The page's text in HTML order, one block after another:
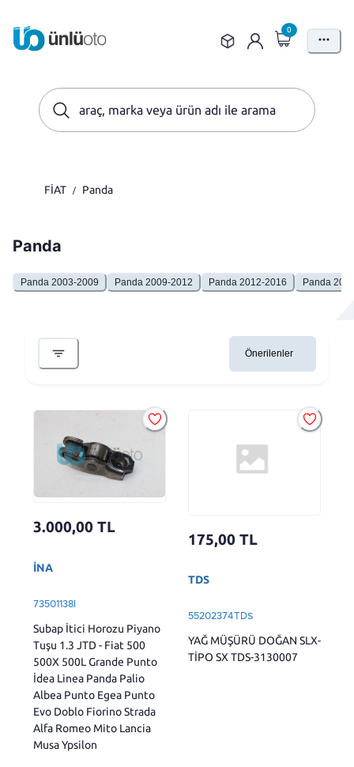
0
FİAT / Panda
Panda
Panda 2003-2009 Panda 2009-2012 Panda 2012-2016 Panda
3.000,00 TL
İNA
73501138I
Subap İtici Horozu Piyano
Tuşu 1.3 JTD - Fiat 500
500X 500L Grande Punto
İdea Linea Panda Palio
Albea Punto Egea Punto
Evo Doblo Fiorino Strada
Alfa Romeo Mito Lancia
Musa Ypsilon
175,00 TL
TDS
55202374TDS
YAĞ MÜŞÜRÜ DOĞAN SLX-
TİPO SX TDS-3130007